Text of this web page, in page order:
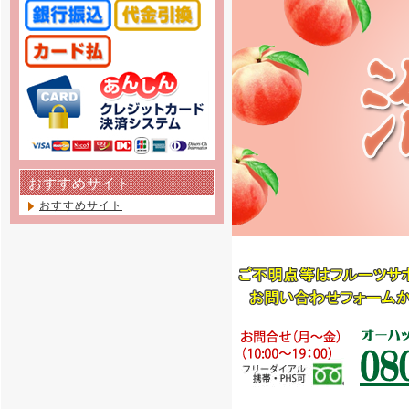
おすすめサイト
おすすめサイト